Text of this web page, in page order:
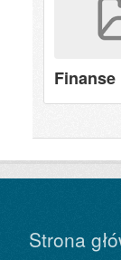
Finanse
Strona